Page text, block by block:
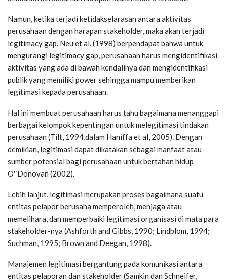
Namun, ketika terjadi ketidakselarasan antara aktivitas
perusahaan dengan harapan stakeholder, maka akan terjadi
legitimacy gap. Neu et al. (1998) berpendapat bahwa untuk
mengurangi legitimacy gap, perusahaan harus mengidentifikasi
aktivitas yang ada di bawah kendalinya dan mengidentifikasi
publik yang memiliki power sehingga mampu memberikan
legitimasi kepada perusahaan.
Hal ini membuat perusahaan harus tahu bagaimana menanggapi
berbagai kelompok kepentingan untuk melegitimasi tindakan
perusahaan (Tilt, 1994,dalam Haniffa et al, 2005). Dengan
demikian, legitimasi dapat dikatakan sebagai manfaat atau
sumber potensial bagi perusahaan untuk bertahan hidup
O‟Donovan (2002).
Lebih lanjut, legitimasi merupakan proses bagaimana suatu
entitas pelapor berusaha memperoleh, menjaga atau
memelihara, dan memperbaiki legitimasi organisasi di mata para
stakeholder-nya (Ashforth and Gibbs, 1990; Lindblom, 1994;
Suchman, 1995; Brown and Deegan, 1998).
Manajemen legitimasi bergantung pada komunikasi antara
entitas pelaporan dan stakeholder (Samkin dan Schneifer,